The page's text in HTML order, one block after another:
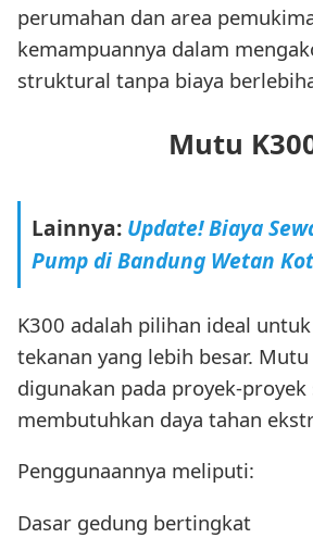
perumahan dan area
kemampuannya dalam
struktural tanpa biaya
Mutu
Lainnya: Update! Biaya
Pump di Bandung Wetan
K300 adalah pilihan ideal
tekanan yang lebih besar.
digunakan pada proyek-proyek
membutuhkan daya tahan
Penggunaannya meliputi:
Dasar gedung bertingkat